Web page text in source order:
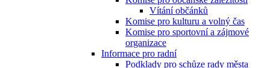
Vítání občánků
Komise pro kulturu a volný čas
Komise pro sportovní a zájmové
organizace
Informace pro radní
Podklady pro schůze rady města